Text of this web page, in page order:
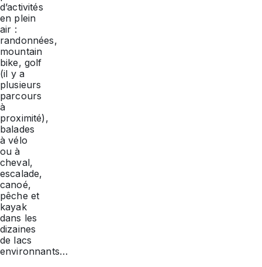
d’activités
en plein
air :
randonnées,
mountain
bike, golf
(il y a
plusieurs
parcours
à
proximité),
balades
à vélo
ou à
cheval,
escalade,
canoé,
pêche et
kayak
dans les
dizaines
de lacs
environnants…